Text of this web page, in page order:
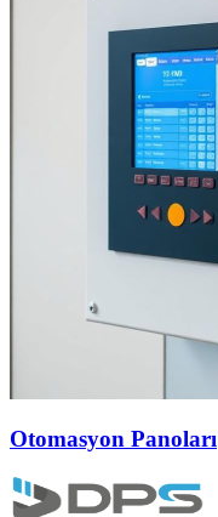
Otomasyon Panoları